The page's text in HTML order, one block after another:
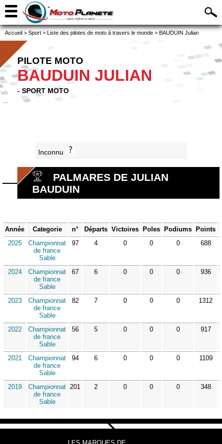
Accueil > Sport > Liste des pilotes de moto à travers le monde > BAUDUIN Julian
PILOTE MOTO
BAUDUIN JULIAN
- SPORT MOTO
Inconnu
PALMARES DE JULIAN
BAUDUIN
Année Categorie n° Départs Victoires Poles Podiums Points
2025
Championnat
de france
Sable
97 4 0 0 0 688
2024
Championnat
de france
Sable
67 6 0 0 0 936
2023
Championnat
de france
Sable
82 7 0 0 0 1312
2022
Championnat
de france
Sable
56 5 0 0 0 917
2021
Championnat
de france
Sable
94 6 0 0 0 1109
2019
Championnat
de france
Sable
201 2 0 0 0 348